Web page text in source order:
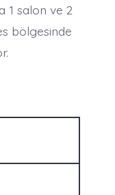
1 salon ve 2
bölgesinde